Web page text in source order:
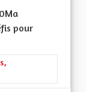
pour